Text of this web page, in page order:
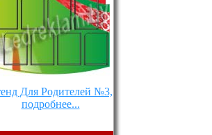
Для Родителей №3,
подробнее...